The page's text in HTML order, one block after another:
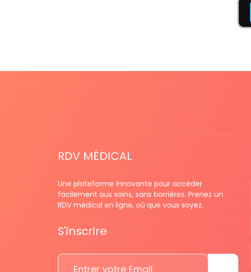
RDV MÉDICAL
Une plateforme innovante pour accéder
facilement aux soins, sans barrières. Prenez un
RDV médical en ligne, où que vous soyez.
S'inscrire